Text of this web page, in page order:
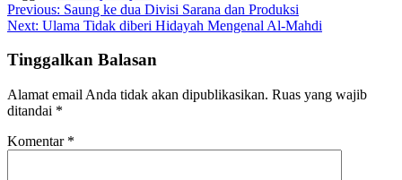
Navigasi
pos
Previous: Saung ke dua Divisi Sarana dan Produksi
Next: Ulama Tidak diberi Hidayah Mengenal Al-Mahdi
Tinggalkan Balasan
Alamat email Anda tidak akan dipublikasikan. Ruas yang wajib
ditandai *
Komentar *